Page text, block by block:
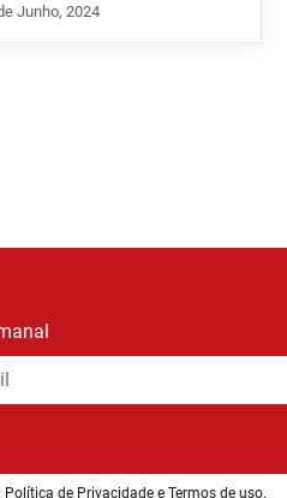
Junho, 2024
Política de Privacidade e Termos de uso.